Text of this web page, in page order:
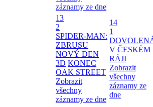
záznamy ze dne
13
2
SPIDER-MAN:
ZBRUSU
NOVÝ DEN
3D KONEC
OAK STREET
Zobrazit
všechny
záznamy ze dne
14
1
V ČESKÉM
RÁJI
Zobrazit
všechny
záznamy ze
dne